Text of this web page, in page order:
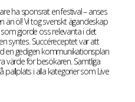
ha sponsrat en festival – anses
än öl! Vi tog svenskt ägandeskap
gjorde oss relevanta i det
syntes. Succéreceptet var att
en gedigen kommunikationsplan
värde för besökaren. Samtliga
i alla kategorier som Live